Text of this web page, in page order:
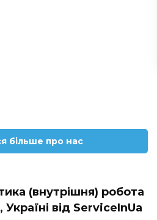
більше про нас
(внутрішня) робота
від ServiceInUa